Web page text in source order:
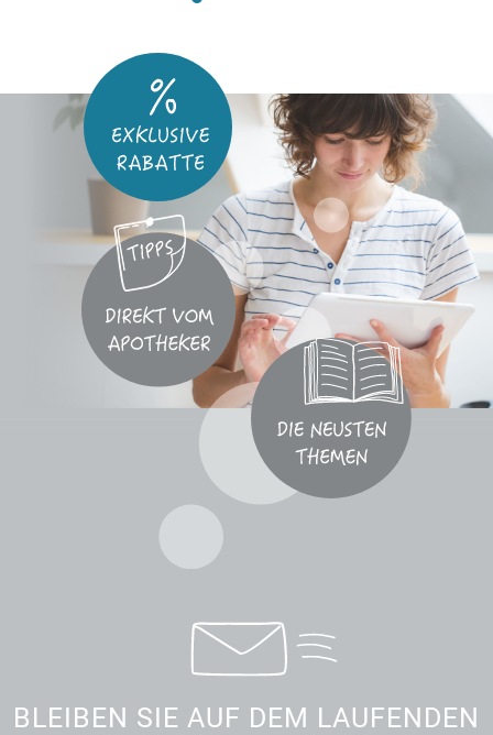
BLEIBEN SIE AUF DEM LAUFENDEN